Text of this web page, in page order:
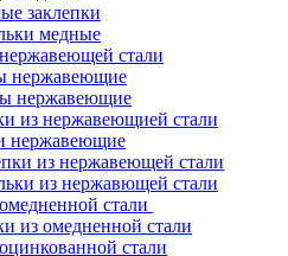
заклепки
медные
стали
нержавеющие
нержавеющие
из нержавеющией стали
нержавеющие
из нержавеющей стали
из нержавющей стали
стали
из омедненной стали
стали